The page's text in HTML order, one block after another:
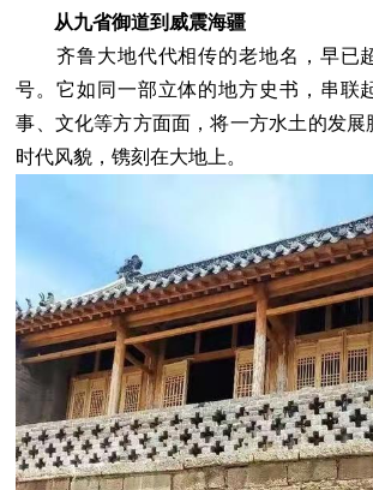
从九省御道到威震海疆
齐鲁大地代代相传的老地名，早已
号。它如同一部立体的地方史书，串联
事、文化等方方面面，将一方水土的发展
时代风貌，镌刻在大地上。